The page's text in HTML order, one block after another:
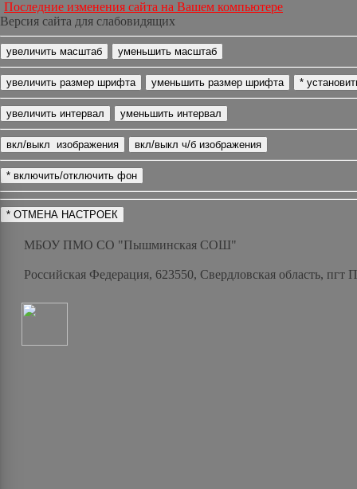
Последние изменения сайта на Вашем компьютере
Версия сайта для слабовидящих
МБОУ ПМО СО "Пышминская СОШ"
Российская Федерация, 623550, Свердловская область,